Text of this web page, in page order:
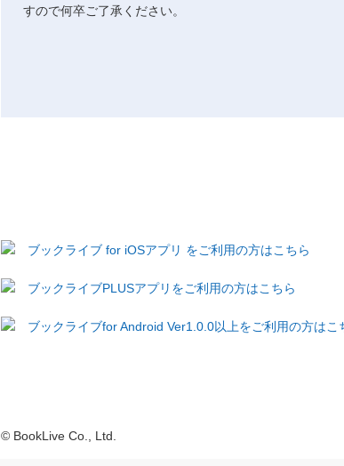
すので何卒ご了承ください。
ブックライブ for iOSアプリ をご利用の方はこちら
ブックライブPLUSアプリをご利用の方はこちら
ブックライブfor Android Ver1.0.0以上をご利用の方はこ
© BookLive Co., Ltd.